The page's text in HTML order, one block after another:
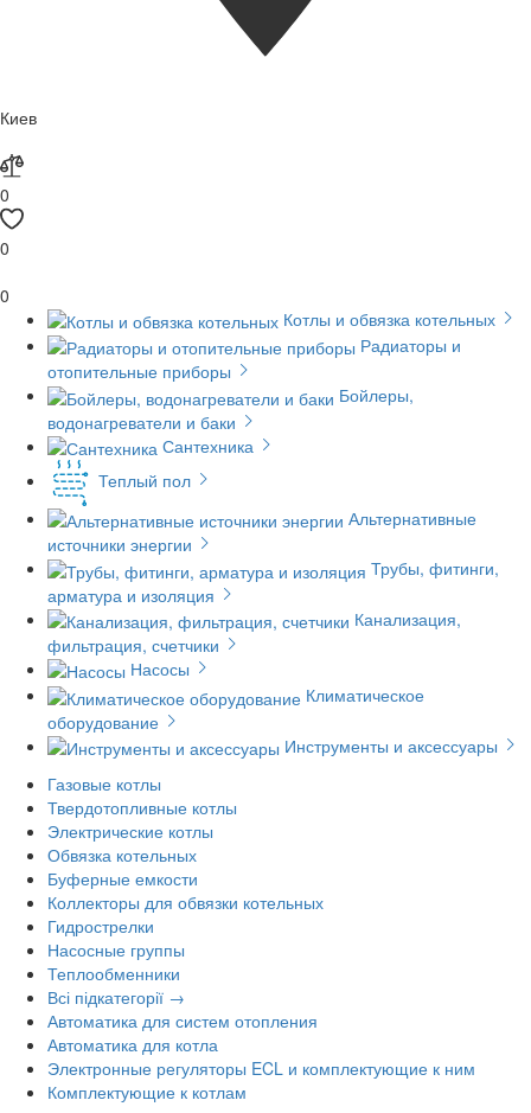
Киев
0
0
0
Котлы и обвязка котельных
Радиаторы и
отопительные приборы
Бойлеры,
водонагреватели и баки
Сантехника
Теплый пол
Альтернативные
источники энергии
Трубы, фитинги,
арматура и изоляция
Канализация,
фильтрация, счетчики
Насосы
Климатическое
оборудование
Инструменты и аксессуары
Газовые котлы
Твердотопливные котлы
Электрические котлы
Обвязка котельных
Буферные емкости
Коллекторы для обвязки котельных
Гидрострелки
Насосные группы
Теплообменники
Всі підкатегорії →
Автоматика для систем отопления
Автоматика для котла
Электронные регуляторы ECL и комплектующие к ним
Комплектующие к котлам